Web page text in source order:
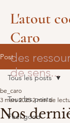
L'atout
Caro
des
de sens...
Post
Tous les posts
Feel good
Tous les posts
Nos
be_caro
3 mars 2025 2 min de